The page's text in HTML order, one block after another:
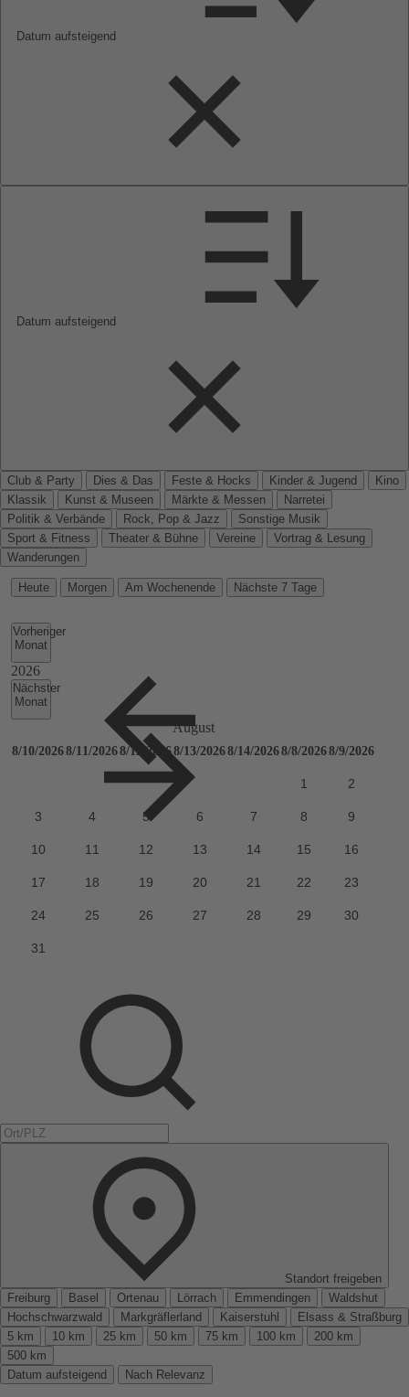
Datum aufsteigend
Datum aufsteigend
Club & Party Dies & Das Feste & Hocks Kinder & Jugend
Kino
Klassik
Kunst & Museen Märkte & Messen
Narretei
Politik & Verbände
Rock, Pop & Jazz
Sonstige Musik
Sport & Fitness
Theater & Bühne Vereine
Vortrag & Lesung
Wanderungen
Heute Morgen Am Wochenende Nächste 7 Tage
Vorheriger
Monat
Nächster
Monat
Standort freigeben
Freiburg
Basel Ortenau Lörrach Emmendingen
Waldshut
Hochschwarzwald
Markgräflerland Kaiserstuhl
Elsass & Straßburg
5 km
10 km 25 km 50 km 75 km 100 km
200 km
500 km
Datum aufsteigend
Nach Relevanz